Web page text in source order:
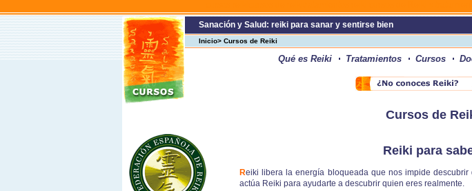
Sanación y Salud: reiki para sanar y sentirse bien
Inicio> Cursos de Reiki
Qué es Reiki Tratamientos Cursos
Cursos de
Reiki para
Reiki libera la energía bloqueada que nos impide
actúa Reiki para ayudarte a descubrir quien eres realmente.